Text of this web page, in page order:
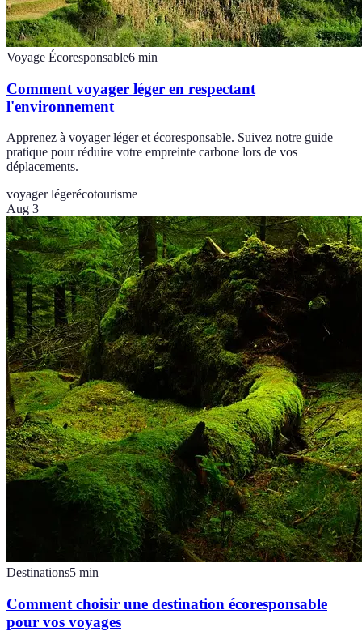
Voyage Écoresponsable6 min
Comment voyager léger en respectant
l'environnement
Apprenez à voyager léger et écoresponsable. Suivez notre guide
pratique pour réduire votre empreinte carbone lors de vos
déplacements.
voyager légerécotourisme
Aug 3
Destinations5 min
Comment choisir une destination écoresponsable
pour vos voyages